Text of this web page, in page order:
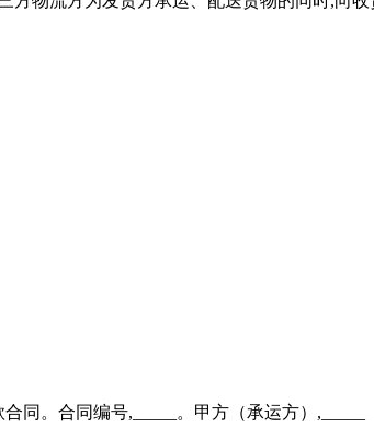
。合同编号,_____。甲方（承运方）,_____